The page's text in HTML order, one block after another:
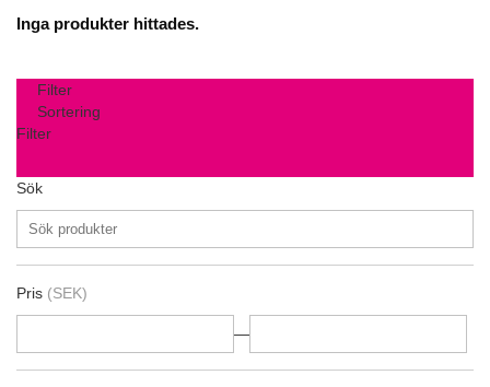
Inga produkter hittades.
Filter
Sortering
Filter
Sök
Pris (SEK)
—